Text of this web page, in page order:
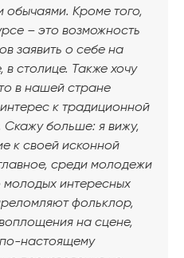
обычаями. Кроме того,
– это возможность
заявить о себе на
столице. Также хочу
в нашей стране
к традиционной
Скажу больше: я вижу,
к своей исконной
среди молодежи
молодых интересных
фольклор,
на сцене,
настоящему